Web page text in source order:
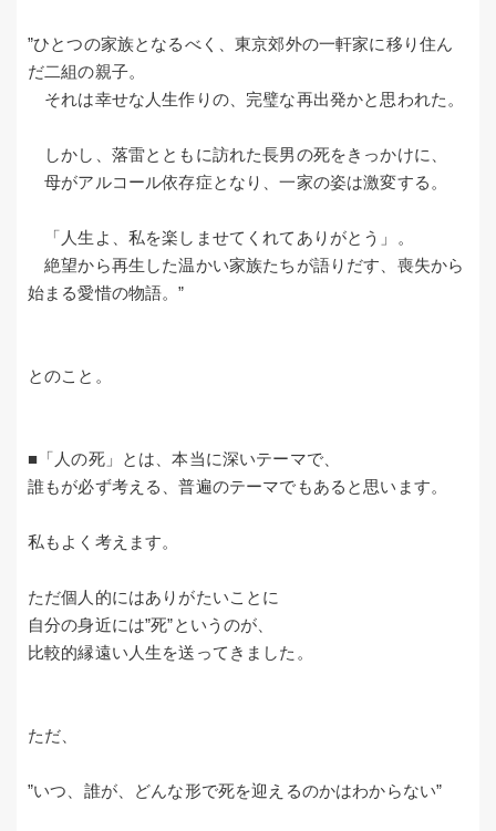
”ひとつの家族となるべく、東京郊外の一軒家に移り住ん
だ二組の親子。
それは幸せな人生作りの、完璧な再出発かと思われた。
しかし、落雷とともに訪れた長男の死をきっかけに、
母がアルコール依存症となり、一家の姿は激変する。
「人生よ、私を楽しませてくれてありがとう」。
絶望から再生した温かい家族たちが語りだす、喪失から
始まる愛惜の物語。”
とのこと。
■「人の死」とは、本当に深いテーマで、
誰もが必ず考える、普遍のテーマでもあると思います。
私もよく考えます。
ただ個人的にはありがたいことに
自分の身近には”死”というのが、
比較的縁遠い人生を送ってきました。
ただ、
”いつ、誰が、どんな形で死を迎えるのかはわからない”